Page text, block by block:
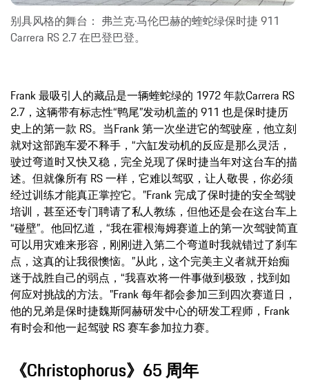
别具风格的舞台： 弗兰克·马伦巴赫的蝰蛇绿保时捷 911
Carrera RS 2.7 在巴登巴登。
Frank 最吸引人的藏品是一辆蝰蛇绿的 1972 年款Carrera RS
2.7，这辆带有标志性“鸭尾”发动机盖的 911 也是保时捷历
史上的第一款 RS。当Frank 第一次坐进它的驾驶座，他立刻
就对这部跑车爱不释手，“六缸发动机的反应是那么灵活，
驶过弯道时又快又稳，完全兑现了保时捷当年对这台车的描
述。但就像所有 RS 一样，它难以驾驭，让人敬畏，你必须
经过训练才能真正掌控它。”Frank 完成了保时捷的安全驾驶
培训，甚至还专门聘请了私人教练，但他还是会在这台车上
“碰壁”。他回忆道，“我在霍根海姆赛道上的第一次驾驶简直
可以用灾难来形容，刚刚进入第二个弯道时我就错过了刹车
点，这真的让我很懊恼。”从此，这个完美主义者就开始痴
迷于战胜自己的弱点，“我喜欢将一件事做到极致，找到如
何应对挑战的方法。”Frank 每年都会参加三到四次赛道日，
他的兄弟是保时捷魏斯阿赫研发中心的研发工程师，Frank
有时会和他一起驾驶 RS 赛车参加拉力赛。
《Christophorus》65 周年